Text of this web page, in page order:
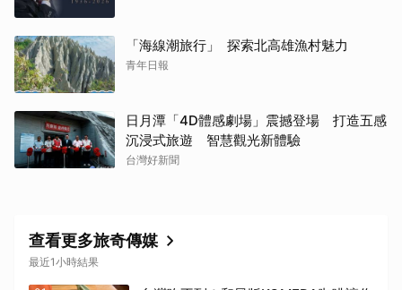
「海線潮旅行」 探索北高雄漁村魅力
青年日報
日月潭「4D體感劇場」震撼登場 打造五感
沉浸式旅遊 智慧觀光新體驗
台灣好新聞
查看更多旅奇傳媒
最近1小時結果